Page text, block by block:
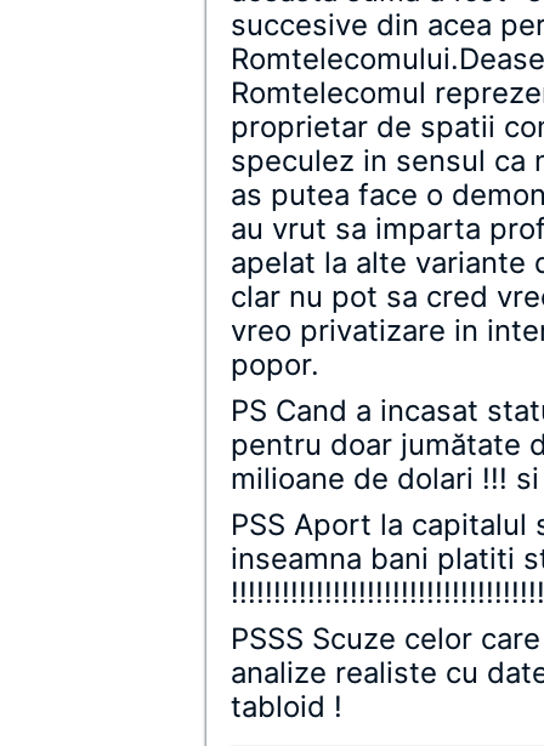
succesive din acea
Romtelecomul
proprietar de spatii
speculez in sensul ca
as putea face o
au vrut sa imparta
apelat la alte variante
clar nu pot sa cred
vreo privatizare in
popor.
PS Cand a incasat
pentru doar jumătate
milioane de dolari !!!
PSS Aport la capitalul
inseamna bani platiti
PSSS Scuze celor
analize realiste cu
tabloid !